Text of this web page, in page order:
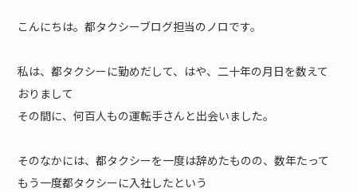
こんにちは。都タクシーブログ担当のノロです。
私は、都タクシーに勤めだして、はや、二十年の月日を数えて
おりまして
その間に、何百人もの運転手さんと出会いました。
そのなかには、都タクシーを一度は辞めたものの、数年たって
もう一度都タクシーに入社したという